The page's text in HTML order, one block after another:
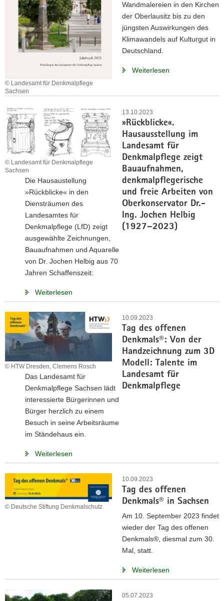
© Landesamt für Denkmalpflege
Sachsen
Wandmalereien in den Kirchen
der Oberlausitz bis zu den
jüngsten Auswirkungen des
Klimawandels auf Kulturgut in
Deutschland.
Weiterlesen
13.10.2023
»Rückblicke«.
Hausausstellung im
Landesamt für
Denkmalpflege zeigt
Bauaufnahmen,
denkmalpflegerische
und freie Arbeiten von
Oberkonservator Dr.-
Ing. Jochen Helbig
(1927–2023)
© Landesamt für Denkmalpflege
Sachsen
Die Hausaustellung
»Rückblicke« in den
Diensträumen des
Landesamtes für
Denkmalpflege (LfD) zeigt
ausgewählte Zeichnungen,
Bauaufnahmen und Aquarelle
von Dr. Jochen Helbig aus 70
Jahren Schaffenszeit:
Weiterlesen
10.09.2023
Tag des offenen
Denkmals®: Von der
Handzeichnung zum 3D
Modell: Talente im
Landesamt für
Denkmalpflege
© HTW Dresden, Clemens Rosch
Das Landesamt für
Denkmalpflege Sachsen lädt
interessierte Bürgerinnen und
Bürger herzlich zu einem
Besuch in seine Arbeitsräume
im Ständehaus ein.
Weiterlesen
10.09.2023
Tag des offenen
Denkmals® in Sachsen
© Deutsche Stiftung Denkmalschutz
Am 10. September 2023 findet
wieder der Tag des offenen
Denkmals®, diesmal zum 30.
Mal, statt.
Weiterlesen
05.07.2023